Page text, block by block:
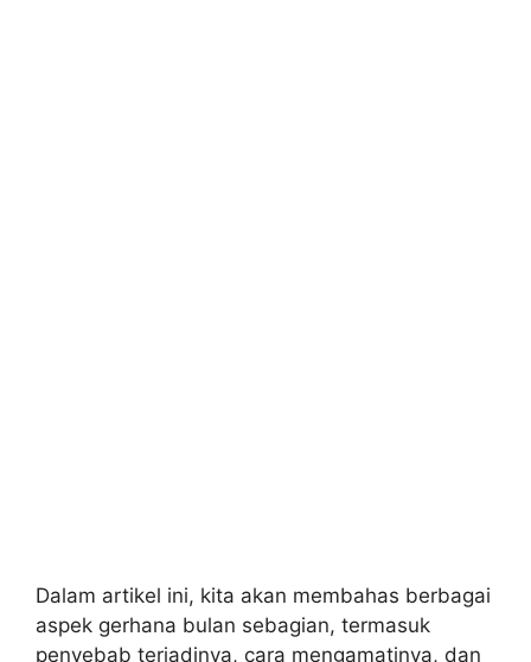
Dalam artikel ini, kita akan membahas berbagai
aspek gerhana bulan sebagian, termasuk
penyebab terjadinya, cara mengamatinya, dan